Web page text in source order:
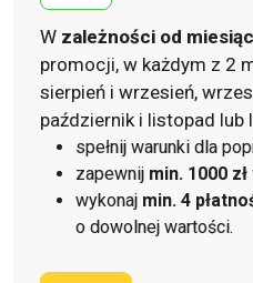
W zależności od
promocji, w każdym z 2
sierpień i wrzesień,
październik i listopad lub
spełnij warunki dla
zapewnij min. 1000
wykonaj min. 4
o dowolnej wartości.